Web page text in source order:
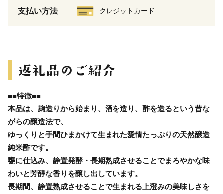
支払い方法 クレジットカード
■■特徴■■
本品は、麹造りから始まり、酒を造り、酢を造るという昔な
がらの醸造法で、
ゆっくりと手間ひまかけて生まれた愛情たっぷりの天然醸造
純米酢です。
甕に仕込み、静置発酵・長期熟成させることでまろやかな味
わいと芳醇な香りを醸し出しています。
長期間、静置熟成させることで生まれる上澄みの美味しさを